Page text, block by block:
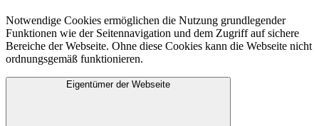
Notwendige Cookies ermöglichen die Nutzung grundlegender
Funktionen wie der Seitennavigation und dem Zugriff auf sichere
Bereiche der Webseite. Ohne diese Cookies kann die Webseite nicht
ordnungsgemäß funktionieren.
Eigentümer der Webseite